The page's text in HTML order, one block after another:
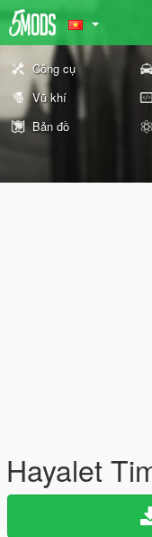
Công cụ
Vũ khí
Bản đồ
Hayalet